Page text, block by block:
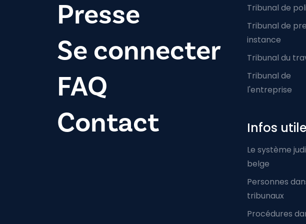
Presse
Se connecter
FAQ
Contact
Tribunal de
Tribunal de
instance
Tribunal du
Tribunal de
l'entreprise
Infos
Le système
belge
Personnes
tribunaux
Procédures